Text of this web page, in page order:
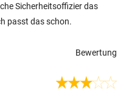
Sicherheitsoffizier das
passt das schon.
Bewertung